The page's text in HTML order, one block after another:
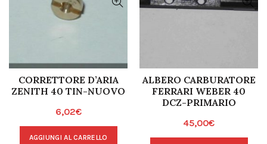
CORRETTORE D’ARIA
ZENITH 40 TIN-NUOVO
6,02€
AGGIUNGI AL CARRELLO
ALBERO CARBURATORE
FERRARI WEBER 40
DCZ-PRIMARIO
45,00€